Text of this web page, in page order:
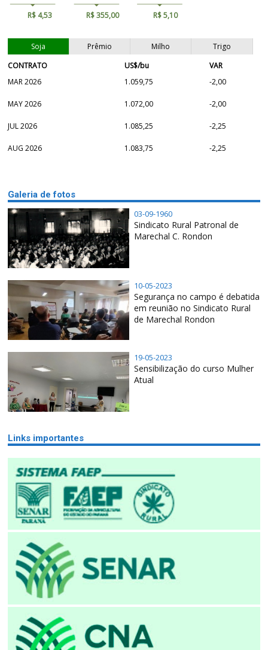
R$ 4,53 R$ 355,00 R$ 5,10
Soja Prêmio Milho
Trigo
CONTRATO
US$/bu
VAR
MAR 2026
1.059,75 -2,00
MAY 2026 1.072,00 -2,00
JUL 2026 1.085,25 -2,25
AUG 2026 1.083,75 -2,25
Galeria de fotos
03-09-1960
Sindicato Rural Patronal de
Marechal C. Rondon
10-05-2023
Segurança no campo é debatida
em reunião no Sindicato Rural
de Marechal Rondon
19-05-2023
Sensibilização do curso Mulher
Atual
Links importantes